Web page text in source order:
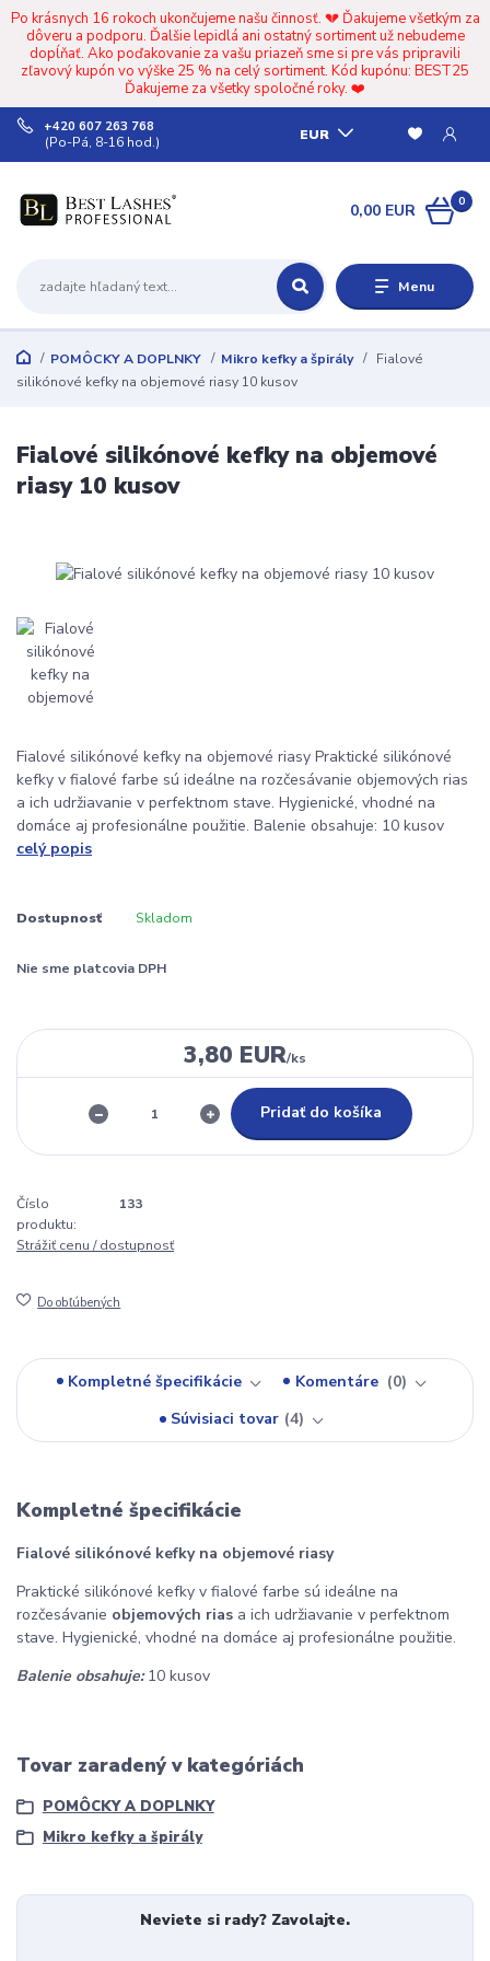
Po krásnych 16 rokoch ukončujeme našu činnosť. 💔 Ďakujeme všetkým za
dôveru a podporu. Ďalšie lepidlá ani ostatný sortiment už nebudeme
dopĺňať. Ako poďakovanie za vašu priazeň sme si pre vás pripravili
zľavový kupón vo výške 25 % na celý sortiment. Kód kupónu: BEST25
Ďakujeme za všetky spoločné roky. ❤️
Menu
EUR
+420 607 263 768
(Po-Pá, 8-16 hod.)
0
0,00 EUR
POMÔCKY A DOPLNKY Mikro kefky a špirály
Fialové
silikónové kefky na objemové riasy 10 kusov
Fialové silikónové kefky na objemové
riasy 10 kusov
Fialové silikónové kefky na objemové riasy Praktické silikónové
kefky v fialové farbe sú ideálne na rozčesávanie objemových rias
a ich udržiavanie v perfektnom stave. Hygienické, vhodné na
domáce aj profesionálne použitie. Balenie obsahuje: 10 kusov
celý popis
Dostupnosť Skladom
Nie sme platcovia DPH
3,80 EUR/ks
Pridať do košíka
Číslo
produktu:
133
Strážiť cenu / dostupnosť
Do obľúbených
Kompletné špecifikácie Komentáre
0
Súvisiaci tovar 4
Kompletné špecifikácie
Fialové silikónové kefky na objemové riasy
Praktické silikónové kefky v fialové farbe sú ideálne na
rozčesávanie objemových rias a ich udržiavanie v perfektnom
stave. Hygienické, vhodné na domáce aj profesionálne použitie.
Balenie obsahuje:10 kusov
Tovar zaradený v kategóriách
POMÔCKY A DOPLNKY
Mikro kefky a špirály
Neviete si rady? Zavolajte.